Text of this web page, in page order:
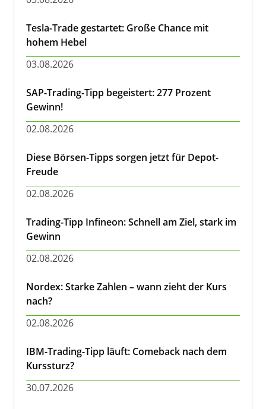
Tesla-Trade gestartet: Große Chance mit
hohem Hebel
03.08.2026
SAP-Trading-Tipp begeistert: 277 Prozent
Gewinn!
02.08.2026
Diese Börsen-Tipps sorgen jetzt für Depot-
Freude
02.08.2026
Trading-Tipp Infineon: Schnell am Ziel, stark im
Gewinn
02.08.2026
Nordex: Starke Zahlen – wann zieht der Kurs
nach?
02.08.2026
IBM-Trading-Tipp läuft: Comeback nach dem
Kurssturz?
30.07.2026